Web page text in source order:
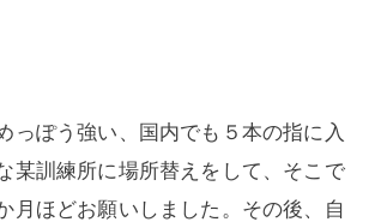
っぽう強い、国内でも５本の指に入
某訓練所に場所替えをして、そこで
月ほどお願いしました。その後、自